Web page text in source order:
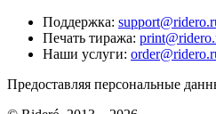
Поддержка:
Печать тиража:
Наши услуги:
Предоставляя персональные